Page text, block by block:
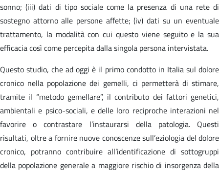
sonno; (iii) dati di tipo sociale come la presenza di una rete di
sostegno attorno alle persone affette; (iv) dati su un eventuale
trattamento, la modalità con cui questo viene seguito e la sua
efficacia così come percepita dalla singola persona intervistata.
Questo studio, che ad oggi è il primo condotto in Italia sul dolore
cronico nella popolazione dei gemelli, ci permetterà di stimare,
tramite il “metodo gemellare”, il contributo dei fattori genetici,
ambientali e psico-sociali, e delle loro reciproche interazioni nel
favorire o contrastare l’instaurarsi della patologia. Questi
risultati, oltre a fornire nuove conoscenze sull’eziologia del dolore
cronico, potranno contribuire all’identificazione di sottogruppi
della popolazione generale a maggiore rischio di insorgenza della